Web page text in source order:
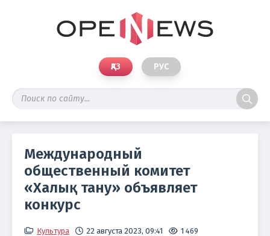
ҚАЗ РУС
Международный
общественный комитет
«Халық тану» объявляет
конкурс
Культура 22 августа 2023, 09:41 1 469